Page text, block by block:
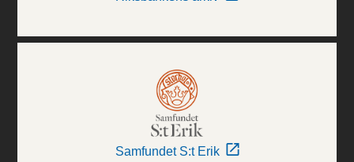
Samfundet S:t Erik